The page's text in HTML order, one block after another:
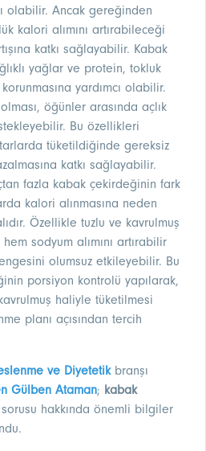
olabilir. Ancak gereğinden
kalori alımını artırabileceği
katkı sağlayabilir. Kabak
yağlar ve protein, tokluk
yardımcı olabilir.
öğünler arasında açlık
Bu özellikleri
tüketildiğinde gereksiz
katkı sağlayabilir.
fazla kabak çekirdeğinin fark
kalori alınmasına neden
Özellikle tuzlu ve kavrulmuş
sodyum alımını artırabilir
olumsuz etkileyebilir. Bu
porsiyon kontrolü yapılarak,
haliyle tüketilmesi
planı açısından tercih
ve Diyetetikbranşı
Gülben Ataman; kabak
sorusu hakkında önemli bilgiler